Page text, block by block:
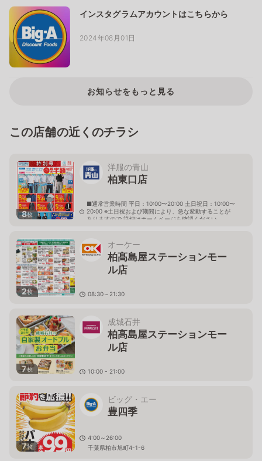
インスタグラムアカウントはこちらから
2024年08月01日
お知らせをもっと見る
この店舗の近くのチラシ
8枚
洋服の青山
柏東口店
■通常営業時間 平日：10:00〜20:00 土日祝日：10:00〜
20:00 ※土日祝および期間により、急な変動することが
ありますので 詳細はホームページを確認ください
2枚
オーケー
柏髙島屋ステーションモー
ル店
08:30～21:30
7枚
成城石井
柏高島屋ステーションモー
ル店
10:00 - 21:00
7枚
ビッグ・エー
豊四季
4:00～26:00
千葉県柏市旭町4-1-6